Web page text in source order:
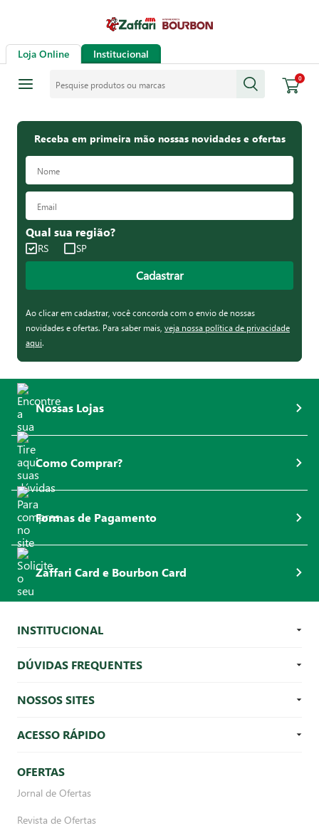
Loja Online Institucional
0
Receba em primeira mão nossas novidades e ofertas
Qual sua região?
RS SP
Cadastrar
Ao clicar em cadastrar, você concorda com o envio de nossas
novidades e ofertas. Para saber mais, veja nossa política de privacidade
aqui.
Nossas Lojas
Como Comprar?
Formas de Pagamento
Zaffari Card e Bourbon Card
INSTITUCIONAL
DÚVIDAS FREQUENTES
NOSSOS SITES
ACESSO RÁPIDO
OFERTAS
Jornal de Ofertas
Revista de Ofertas